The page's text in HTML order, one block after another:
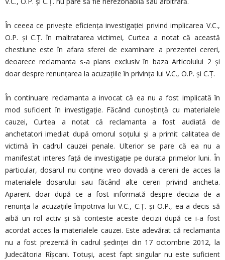
În ceeea ce privește eficiența investigației privind implicarea V.C.,
O.P. și C.Ț. în maltratarea victimei, Curtea a notat că această
chestiune este în afara sferei de examinare a prezentei cereri,
deoarece reclamanta s-a plans exclusiv în baza Articolului 2 și
doar despre renunţarea la acuzaţiile în privinţa lui V.C., O.P. şi C.Ţ.
În continuare reclamanta a invocat că ea nu a fost implicată în
mod suficient în investigaţie. Făcând cunoştinţă cu materialele
cauzei, Curtea a notat că reclamanta a fost audiată de
anchetatori imediat după omorul soţului şi a primit calitatea de
victimă în cadrul cauzei penale. Ulterior se pare că ea nu a
manifestat interes faţă de investigaţie pe durata primelor luni. În
particular, dosarul nu conţine vreo dovadă a cererii de acces la
materialele dosarului sau făcând alte cereri privind ancheta.
Aparent doar după ce a fost informată despre decizia de a
renunţa la acuzaţiile împotriva lui V.C., C.Ţ. şi O.P., ea a decis să
aibă un rol activ şi să conteste aceste decizii după ce i-a fost
acordat acces la materialele cauzei. Este adevărat că reclamanta
nu a fost prezentă în cadrul şedinţei din 17 octombrie 2012, la
Judecătoria Rîşcani. Totuşi, acest fapt singular nu este suficient